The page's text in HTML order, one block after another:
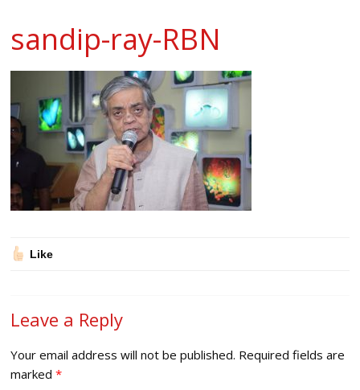
sandip-ray-RBN
Like
Leave a Reply
Your email address will not be published. Required fields are
marked*